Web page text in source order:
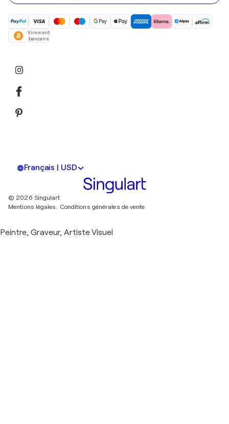
Virement
bancaire
Français | USD
© 2026 Singulart
Mentions légales. Conditions générales de vente
Peintre, Graveur, Artiste Visuel